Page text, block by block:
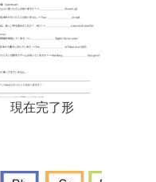
現在完了形